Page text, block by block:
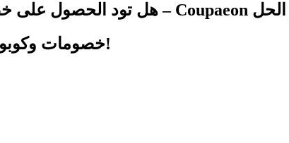
خصومات وكوبونات حصرية مجانا مع كوبايون!